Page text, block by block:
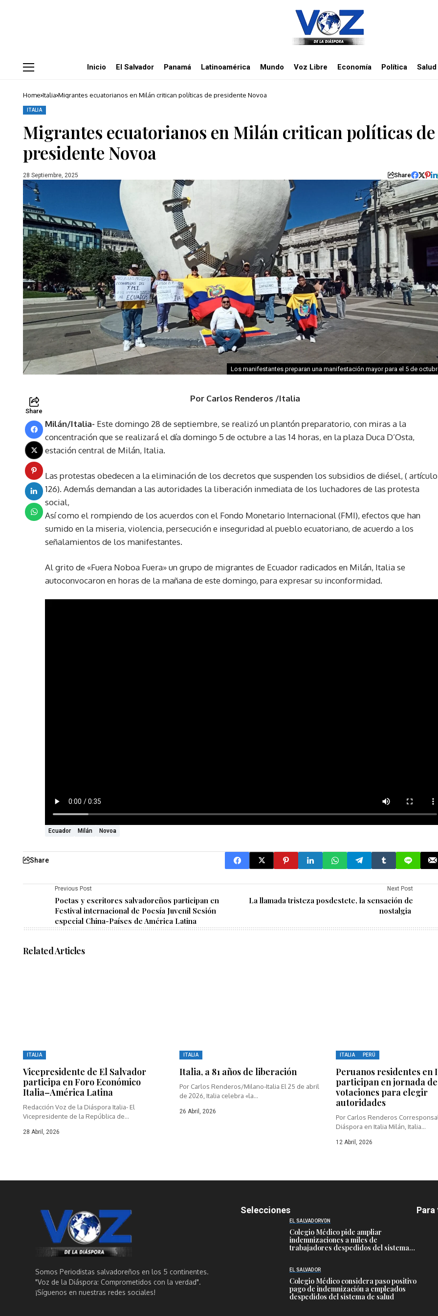
Inicio El Salvador Panamá Latinoamérica Mundo Voz Libre Economía Política Salud
Home Italia Migrantes ecuatorianos en Milán critican políticas de presidente Novoa
ITALIA
Migrantes ecuatorianos en Milán critican políticas de
presidente Novoa
28 Septiembre, 2025 Share
Los manifestantes preparan una manifestación mayor para el 5 de
Share
Por Carlos Renderos /Italia
Milán/Italia- Este domingo 28 de septiembre, se realizó un plantón preparatorio, con miras a la
concentración que se realizará el día domingo 5 de octubre a las 14 horas, en la plaza Duca D’Osta,
estación central de Milán, Italia.
Las protestas obedecen a la eliminación de los decretos que suspenden los subsidios de diésel, ( artículo
126). Además demandan a las autoridades la liberación inmediata de los luchadores de las protesta
social,
Así como el rompiendo de los acuerdos con el Fondo Monetario Internacional (FMI), efectos que han
sumido en la miseria, violencia, persecución e inseguridad al pueblo ecuatoriano, de acuerdo a los
señalamientos de los manifestantes.
Al grito de «Fuera Noboa Fuera» un grupo de migrantes de Ecuador radicados en Milán, Italia se
autoconvocaron en horas de la mañana de este domingo, para expresar su inconformidad.
Ecuador Milán Novoa
Share
Previous Post
Poetas y escritores salvadoreños participan en
Festival internacional de Poesía Juvenil Sesión
especial China-Países de América Latina
Next Post
La llamada tristeza posdestete, la sensación de
nostalgia
Related Articles
ITALIA
Vicepresidente de El Salvador
participa en Foro Económico
Italia–América Latina
Redacción Voz de la Diáspora Italia- El
Vicepresidente de la República de...
28 Abril, 2026
ITALIA
Italia, a 81 años de liberación
Por Carlos Renderos/Milano-Italia El 25 de abril
de 2026, Italia celebra «la...
26 Abril, 2026
ITALIA PERÚ
Peruanos residentes en
participan en jornada de
votaciones para elegir
autoridades
Por Carlos Renderos
Diáspora en Italia Milán, Italia...
12 Abril, 2026
Somos Periodistas salvadoreños en los 5 continentes.
"Voz de la Diáspora: Comprometidos con la verdad".
¡Síguenos en nuestras redes sociales!
Selecciones
EL SALVADORVDN
Colegio Médico pide ampliar
indemnizaciones a miles de
trabajadores despedidos del sistema
EL SALVADOR
Colegio Médico considera paso positivo
pago de indemnización a empleados
despedidos del sistema de salud
Para